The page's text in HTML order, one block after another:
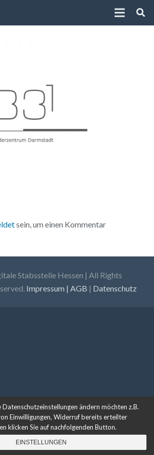
sein, um einen Kommentar
Stabsstelle Hessen | All Rights
Impressum | AGB | Datenschutz
Datenschutzeinstellungen ändern möchten z.B.
Einwilligungen, Widerruf bereits erteilter
klicken Sie auf nachfolgenden Button.
EINSTELLUNGEN